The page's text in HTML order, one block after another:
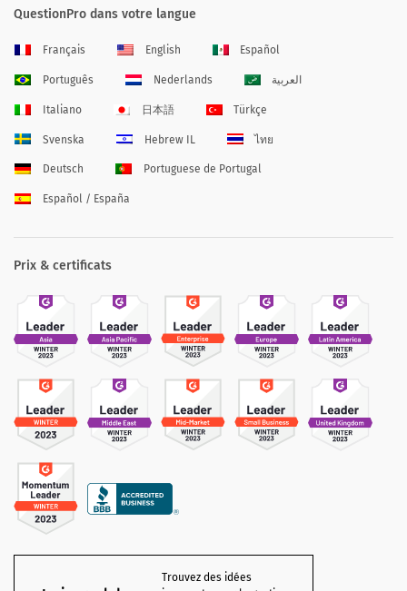
QuestionPro dans votre langue
Français English Español
Português Nederlands العربية
Italiano 日本語 Türkçe
Svenska Hebrew IL ไทย
Deutsch Portuguese de Portugal
Español / España
Prix & certificats
Trouvez des idées